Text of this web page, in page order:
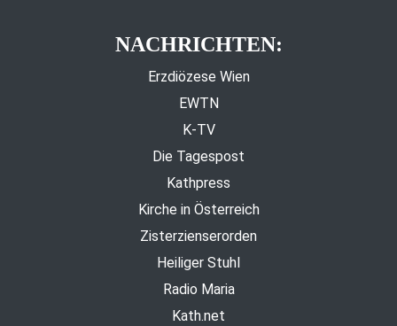
NACHRICHTEN:
Erzdiözese Wien
EWTN
K-TV
Die Tagespost
Kathpress
Kirche in Österreich
Zisterzienserorden
Heiliger Stuhl
Radio Maria
Kath.net